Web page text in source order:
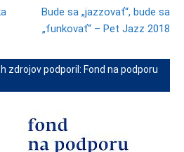
Bude sa „jazzovať“, bude sa
„funkovať“ – Pet Jazz 2018
zdrojov podporil: Fond na podporu